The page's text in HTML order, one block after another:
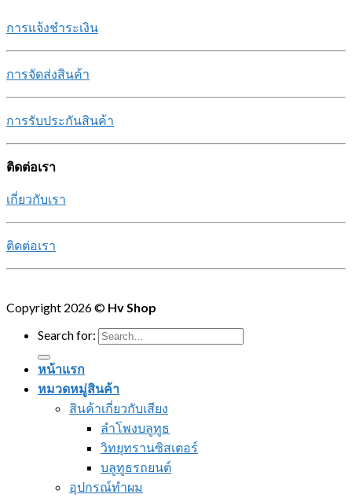
การแจ้งชำระเงิน
การจัดส่งสินค้า
การรับประกันสินค้า
ติดต่อเรา
เกี่ยวกับเรา
ติดต่อเรา
Copyright 2026 © Hv Shop
Search for:
หน้าแรก
หมวดหมู่สินค้า
สินค้าเกี่ยวกับเสียง
ลำโพงบลูทูธ
วิทยุทรานซิสเตอร์
บลูทูธรถยนต์
อุปกรณ์ทำผม